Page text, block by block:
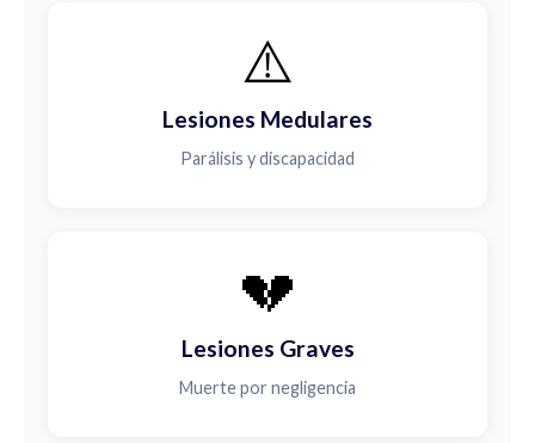
⚠️
Lesiones Medulares
Parálisis y discapacidad
💔
Lesiones Graves
Muerte por negligencia